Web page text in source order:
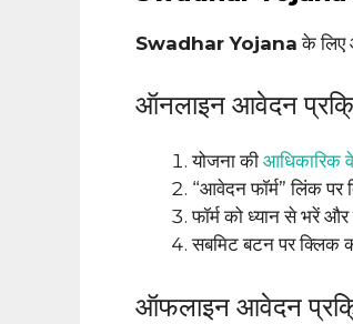
Swadhar Yojana के लिए
ऑनलाइन आवेदन
योजना की आधिकारिक
“आवेदन फॉर्म” लिंक
फॉर्म को ध्यान से भरें
सबमिट बटन पर क्लिक
ऑफलाइन आवेदन